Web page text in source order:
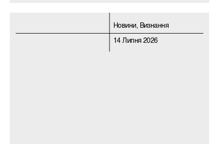
Новини, Визнання
14 Липня 2026